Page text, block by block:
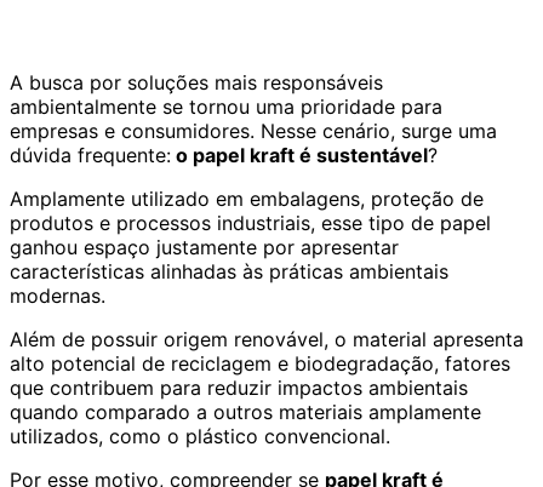
A busca por soluções mais responsáveis
ambientalmente se tornou uma prioridade para
empresas e consumidores. Nesse cenário, surge uma
dúvida frequente: o papel kraft é sustentável?
Amplamente utilizado em embalagens, proteção de
produtos e processos industriais, esse tipo de papel
ganhou espaço justamente por apresentar
características alinhadas às práticas ambientais
modernas.
Além de possuir origem renovável, o material apresenta
alto potencial de reciclagem e biodegradação, fatores
que contribuem para reduzir impactos ambientais
quando comparado a outros materiais amplamente
utilizados, como o plástico convencional.
Por esse motivo, compreender se papel kraft é